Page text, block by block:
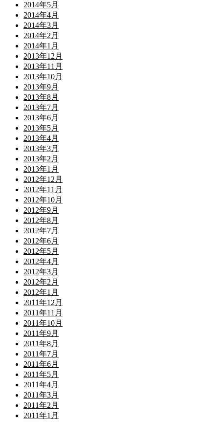
2014年5月
2014年4月
2014年3月
2014年2月
2014年1月
2013年12月
2013年11月
2013年10月
2013年9月
2013年8月
2013年7月
2013年6月
2013年5月
2013年4月
2013年3月
2013年2月
2013年1月
2012年12月
2012年11月
2012年10月
2012年9月
2012年8月
2012年7月
2012年6月
2012年5月
2012年4月
2012年3月
2012年2月
2012年1月
2011年12月
2011年11月
2011年10月
2011年9月
2011年8月
2011年7月
2011年6月
2011年5月
2011年4月
2011年3月
2011年2月
2011年1月